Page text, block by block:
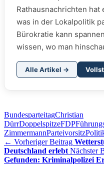
Rathausnachrichten
was in der Lokalpolitik
Bürokratie kann
wissen, wo man
Alle Artikel →
BundesparteitagChristian
DürrDoppelspitzeFDP
ZimmermannParteivorsitz
← Vorheriger Beitrag
Deutschland erlebt Nächster
Gefunden: Kriminalpolizei